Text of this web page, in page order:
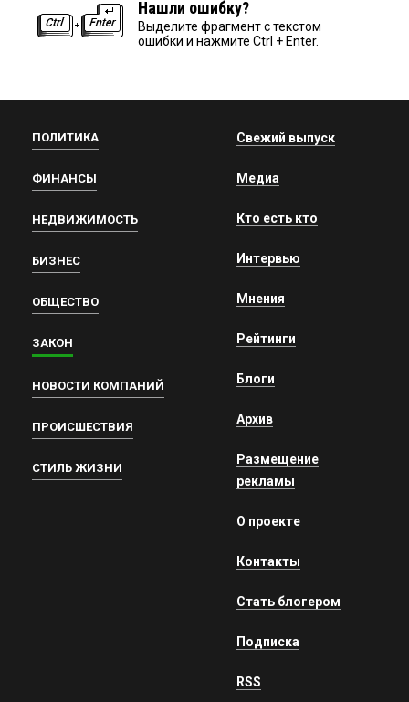
Нашли ошибку?
Выделите фрагмент с текстом
ошибки и нажмите Ctrl + Enter.
ПОЛИТИКА
ФИНАНСЫ
НЕДВИЖИМОСТЬ
БИЗНЕС
ОБЩЕСТВО
ЗАКОН
НОВОСТИ КОМПАНИЙ
ПРОИСШЕСТВИЯ
СТИЛЬ ЖИЗНИ
Свежий выпуск
Медиа
Кто есть кто
Интервью
Мнения
Рейтинги
Блоги
Архив
Размещение
рекламы
О проекте
Контакты
Стать блогером
Подписка
RSS